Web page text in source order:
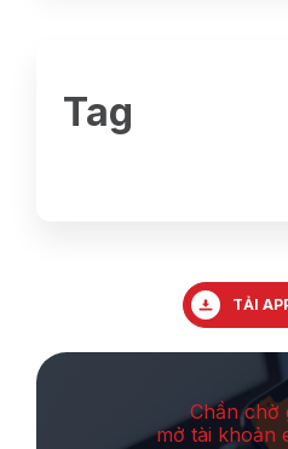
Tag
TẢI
Chần chờ
mở tài khoản